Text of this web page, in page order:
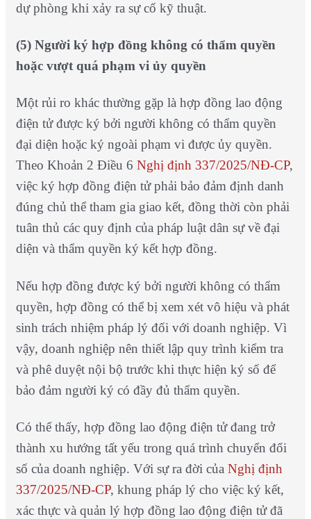
dự phòng khi xảy ra sự cố kỹ thuật.
(5) Người ký hợp đồng không có thẩm quyền
hoặc vượt quá phạm vi ủy quyền
Một rủi ro khác thường gặp là hợp đồng lao động
điện tử được ký bởi người không có thẩm quyền
đại diện hoặc ký ngoài phạm vi được ủy quyền.
Theo Khoản 2 Điều 6 Nghị định 337/2025/NĐ-CP,
việc ký hợp đồng điện tử phải bảo đảm định danh
đúng chủ thể tham gia giao kết, đồng thời còn phải
tuân thủ các quy định của pháp luật dân sự về đại
diện và thẩm quyền ký kết hợp đồng.
Nếu hợp đồng được ký bởi người không có thẩm
quyền, hợp đồng có thể bị xem xét vô hiệu và phát
sinh trách nhiệm pháp lý đối với doanh nghiệp. Vì
vậy, doanh nghiệp nên thiết lập quy trình kiểm tra
và phê duyệt nội bộ trước khi thực hiện ký số để
bảo đảm người ký có đầy đủ thẩm quyền.
Có thể thấy, hợp đồng lao động điện tử đang trở
thành xu hướng tất yếu trong quá trình chuyển đổi
số của doanh nghiệp. Với sự ra đời của Nghị định
337/2025/NĐ-CP, khung pháp lý cho việc ký kết,
xác thực và quản lý hợp đồng lao động điện tử đã